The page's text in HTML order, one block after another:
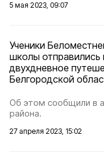
5 мая 2023, 09:07
Ученики
школы отправились
двухдневное
Белгородской
Об этом сообщили в
района.
27 апреля 2023, 15:02